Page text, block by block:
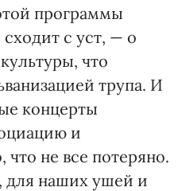
программы
сходит с уст, — о
что
трупа. И
концерты
и
что не все потеряно.
для наших ушей и